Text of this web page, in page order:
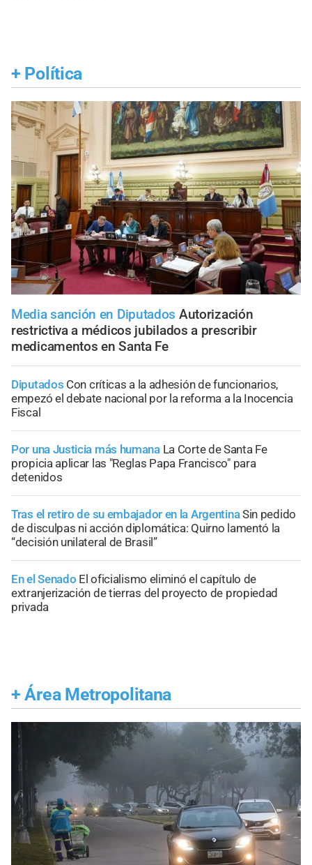
+ Política
Media sanción en Diputados Autorización
restrictiva a médicos jubilados a prescribir
medicamentos en Santa Fe
Diputados Con críticas a la adhesión de funcionarios,
empezó el debate nacional por la reforma a la Inocencia
Fiscal
Por una Justicia más humana La Corte de Santa Fe
propicia aplicar las "Reglas Papa Francisco" para
detenidos
Tras el retiro de su embajador en la ArgentinaSin pedido
de disculpas ni acción diplomática: Quirno lamentó la
“decisión unilateral de Brasil”
En el Senado El oficialismo eliminó el capítulo de
extranjerización de tierras del proyecto de propiedad
privada
+ Área Metropolitana